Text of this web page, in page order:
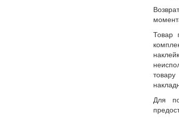
Товар
Для